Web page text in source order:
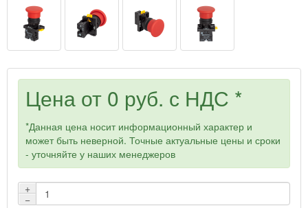
Цена от 0 руб. с НДС *
*Данная цена носит информационный характер и
может быть неверной. Точные актуальные цены и сроки
- уточняйте у наших менеджеров
+
−